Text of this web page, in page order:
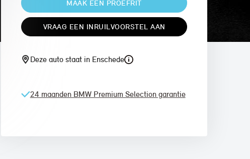
MAAK EEN PROEFRIT
VRAAG EEN INRUILVOORSTEL AAN
Deze auto staat in Enschede
24 maanden BMW Premium Selection garantie